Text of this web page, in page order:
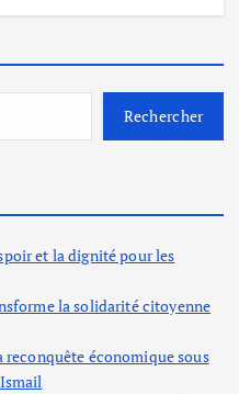
Rechercher
et la dignité pour les
la solidarité citoyenne
économique sous